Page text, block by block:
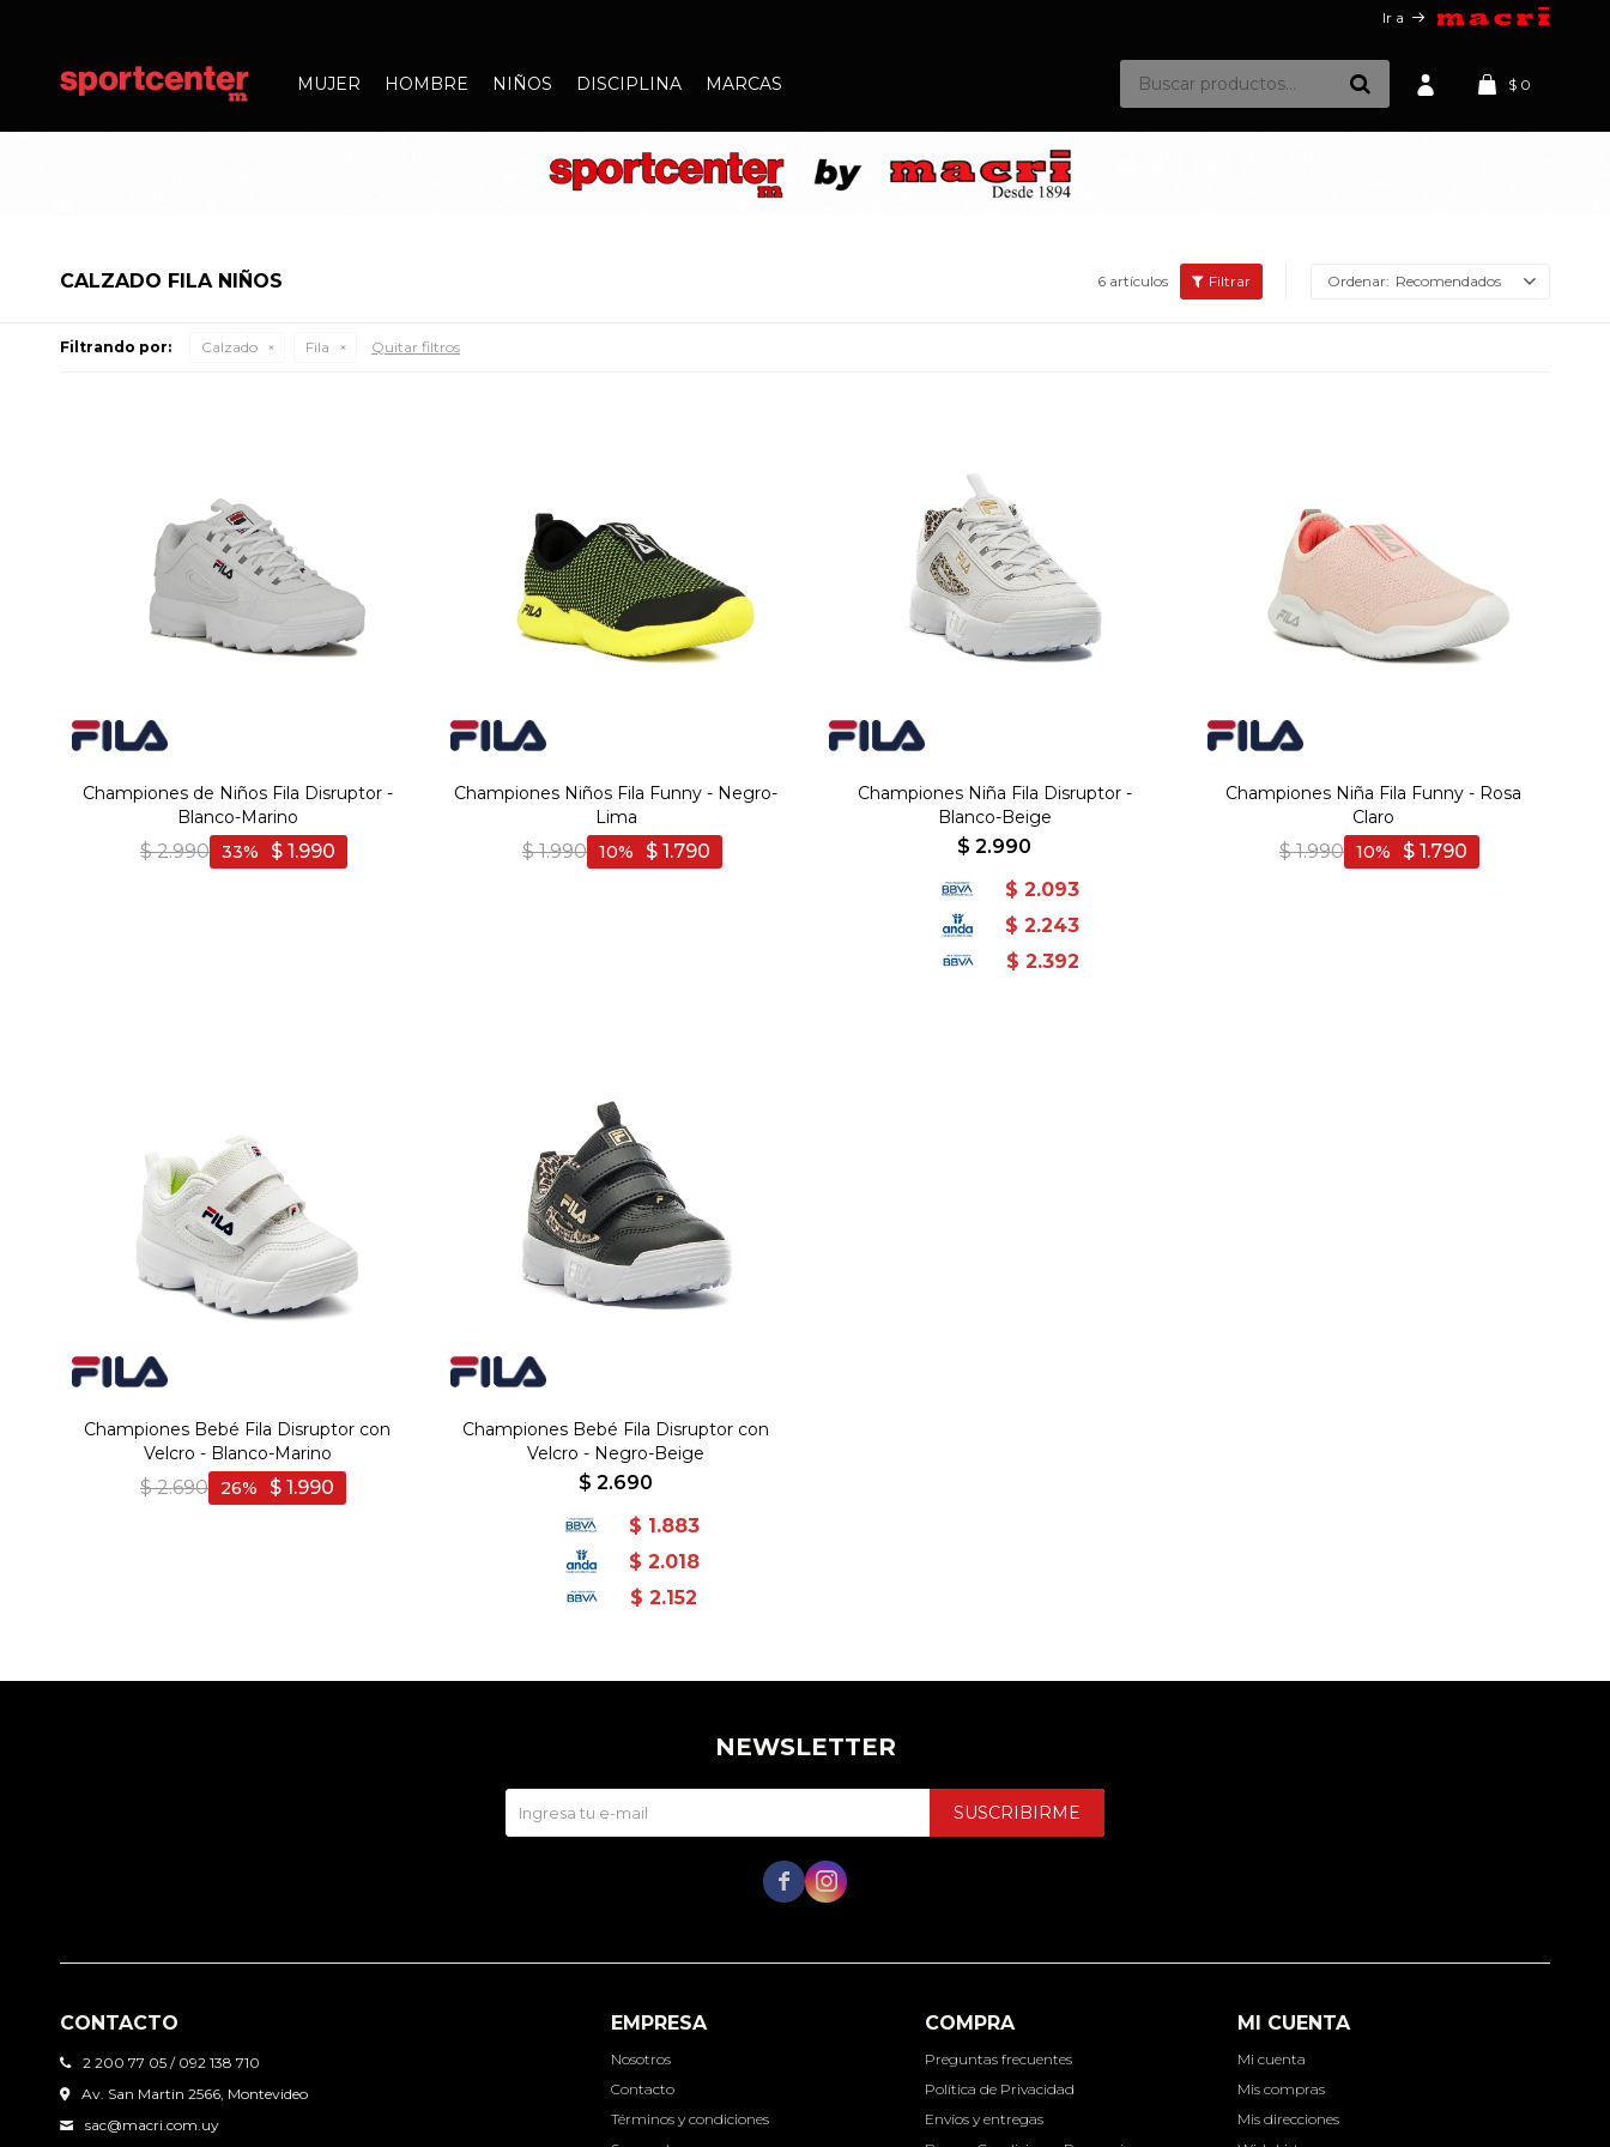
MUJER HOMBRE NIÑOS DISCIPLINA MARCAS $ 0
Ir a
CALZADO FILA NIÑOS 6 artículos Recomendados
Filtrando por: Calzado Fila Quitar filtros
Championes de Niños Fila Disruptor -
Blanco-Marino
$ 2.990 $ 1.990
33
Championes Niños Fila Funny - Negro-
Lima
$ 1.990 $ 1.790
10
Championes Niña Fila Disruptor -
Blanco-Beige
$ 2.990
$ 2.093
$ 2.243
$ 2.392
Championes Niña Fila Funny - Rosa
Claro
$ 1.990 $ 1.790
10
Championes Bebé Fila Disruptor con
Velcro - Blanco-Marino
$ 2.690 $ 1.990
26
Championes Bebé Fila Disruptor con
Velcro - Negro-Beige
$ 2.690
$ 1.883
$ 2.018
$ 2.152
CONTACTO
2 200 77 05 / 092 138 710
Av. San Martin 2566, Montevideo
sac@macri.com.uy
EMPRESA
Nosotros
Contacto
Términos y condiciones
COMPRA
Preguntas frecuentes
Política de Privacidad
Envíos y entregas
MI CUENTA
Mi cuenta
Mis compras
Mis direcciones
NEWSLETTER
SUSCRIBIRME
 